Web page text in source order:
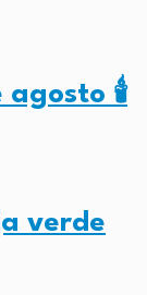
agosto 🕯️
verde